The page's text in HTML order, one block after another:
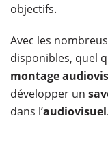
objectifs.
Avec les
disponibles, quel
montage
développer un
dans l’audiovisuel.